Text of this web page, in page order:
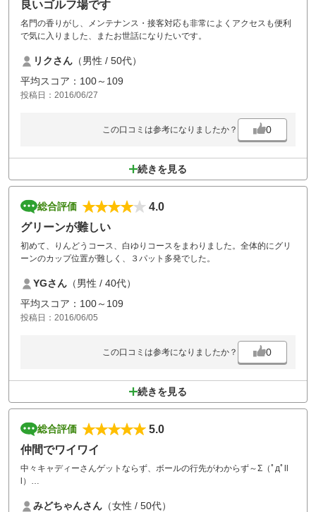
良いゴルフ場です
名門の香りがし、メンテナンス・接客対応も非常によくアクセスも便利
で気に入りました、またお世話になりたいです。
リクさん （男性 / 50代）
平均スコア：100～109
投稿日：2016/06/27
この口コミは参考になりましたか？ 0
続きを見る
総合評価
4.0
グリーンが難しい
初めて、りんどうコース、白ゆりコースをまわりました。全体的にグリ
ーンのカップ位置が難しく、３パット多発でした。
YGさん （男性 / 40代）
平均スコア：100～109
投稿日：2016/06/05
この口コミは参考になりましたか？ 0
続きを見る
総合評価
5.0
仲間でワイワイ
中々キャディーさんゲットならず、ボールの行先がわからず～Σ（ﾟдﾟll
l）
キャディーさんがみんな良い人ばかりで楽しいし。
みどちゃんさん （女性 / 50代）